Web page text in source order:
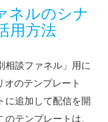
ネルのシナ
用方法
相談ファネル」用に
のテンプレート
に追加して配信を開
テンプレートは、